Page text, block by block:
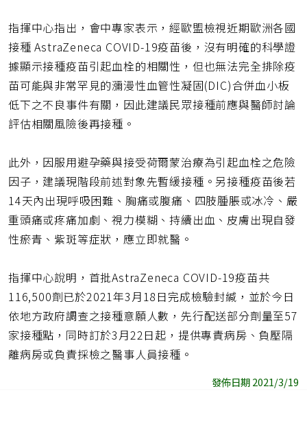
指揮中心指出，會中專家表示，經歐盟檢視近期歐洲各國
接種 AstraZeneca COVID-19疫苗後，沒有明確的科學證
據顯示接種疫苗引起血栓的相關性，但也無法完全排除疫
苗可能與非常罕見的瀰漫性血管性凝固(DIC)合併血小板
低下之不良事件有關，因此建議民眾接種前應與醫師討論
評估相關風險後再接種。
此外，因服用避孕藥與接受荷爾蒙治療為引起血栓之危險
因子，建議現階段前述對象先暫緩接種。另接種疫苗後若
14天內出現呼吸困難、胸痛或腹痛、四肢腫脹或冰冷、嚴
重頭痛或疼痛加劇、視力模糊、持續出血、皮膚出現自發
性瘀青、紫斑等症狀，應立即就醫。
指揮中心說明，首批AstraZeneca COVID-19疫苗共
116,500劑已於2021年3月18日完成檢驗封緘，並於今日
依地方政府調查之接種意願人數，先行配送部分劑量至57
家接種點，同時訂於3月22日起，提供專責病房、負壓隔
離病房或負責採檢之醫事人員接種。
發佈日期 2021/3/19